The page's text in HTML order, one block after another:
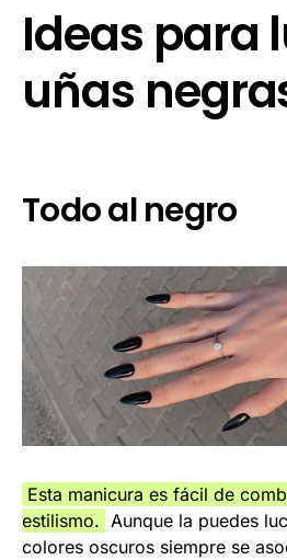
Ideas para
uñas
Todo al negro
Esta manicura es fácil de
estilismo. Aunque la puedes
colores oscuros siempre se